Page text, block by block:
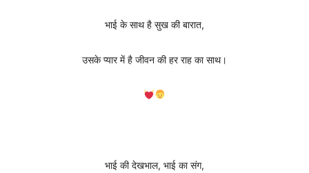
भाई के साथ है सुख की बारात,
उसके प्यार में है जीवन की हर राह का साथ।
भाई की देखभाल, भाई का संग,